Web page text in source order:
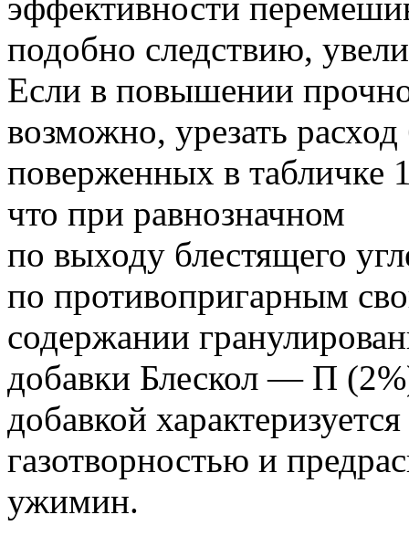
эффективности
подобно следствию,
Если в повышении
возможно, урезать
поверженных в табличке
что при равнозначном
по выходу блестящего
по противопригарным
содержании
добавки Блескол — П
добавкой
газотворностью и
ужимин.